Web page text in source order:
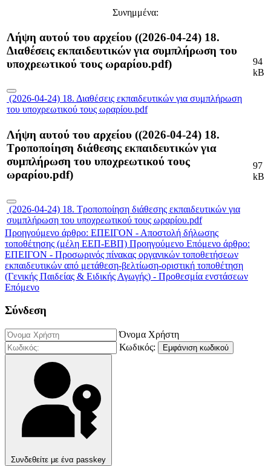
Συνημμένα:
Λήψη αυτού του αρχείου ((2026-04-24) 18.
Διαθέσεις εκπαιδευτικών για συμπλήρωση του
υποχρεωτικού τους ωραρίου.pdf)
(2026-04-24) 18. Διαθέσεις εκπαιδευτικών για συμπλήρωση
του υποχρεωτικού τους ωραρίου.pdf
94
kB
Λήψη αυτού του αρχείου ((2026-04-24) 18.
Τροποποίηση διάθεσης εκπαιδευτικών για
συμπλήρωση του υποχρεωτικού τους
ωραρίου.pdf)
(2026-04-24) 18. Τροποποίηση διάθεσης εκπαιδευτικών για
συμπλήρωση του υποχρεωτικού τους ωραρίου.pdf
97
kB
Προηγούμενο άρθρο: ΕΠΕΙΓΟΝ - Αποστολή δήλωσης
τοποθέτησης (μέλη ΕΕΠ-ΕΒΠ) Προηγούμενο Επόμενο άρθρο:
ΕΠΕΙΓΟΝ - Προσωρινός πίνακας οργανικών τοποθετήσεων
εκπαιδευτικών από μετάθεση-βελτίωση-οριστική τοποθέτηση
(Γενικής Παιδείας & Ειδικής Αγωγής) - Προθεσμία ενστάσεων
Επόμενο
Σύνδεση
Όνομα Χρήστη
Κωδικός:
Εμφάνιση κωδικού
Συνδεθείτε με ένα passkey